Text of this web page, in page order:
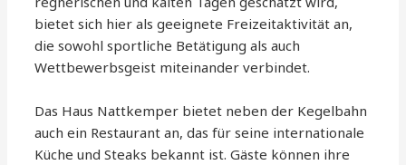
bietet sich hier als geeignete Freizeitaktivität an,
die sowohl sportliche Betätigung als auch
Wettbewerbsgeist miteinander verbindet.
Das Haus Nattkemper bietet neben der Kegelbahn
auch ein Restaurant an, das für seine internationale
Küche und Steaks bekannt ist. Gäste können ihre